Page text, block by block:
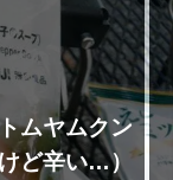
ムヤムクン
ど辛い…）